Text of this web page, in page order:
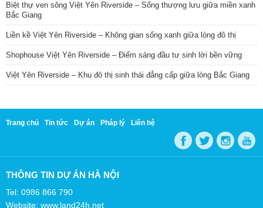
Biệt thự ven sông Việt Yên Riverside – Sống thượng lưu giữa miền xanh
Bắc Giang
Liền kề Việt Yên Riverside – Không gian sống xanh giữa lòng đô thị
Shophouse Việt Yên Riverside – Điểm sáng đầu tư sinh lời bền vững
Việt Yên Riverside – Khu đô thị sinh thái đẳng cấp giữa lòng Bắc Giang
Trang chủ Tin tức Dự án Pháp lý Liên hệ
THÔNG TIN DỰ ÁN HÀ NỘI
Tel: 0986 866 790
Website: www.land24h.net